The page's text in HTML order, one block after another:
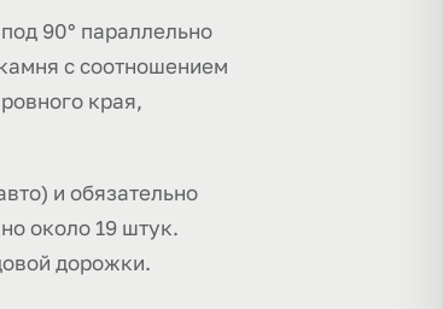
90° параллельно
с соотношением
края,
и обязательно
около 19 штук.
дорожки.